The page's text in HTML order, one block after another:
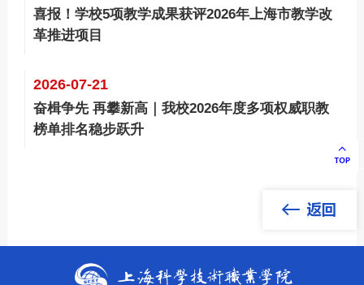
喜报！学校5项教学成果获评2026年上海市教学改
革推进项目
2026-07-21
奋楫争先 再攀新高｜我校2026年度多项权威职教
榜单排名稳步跃升